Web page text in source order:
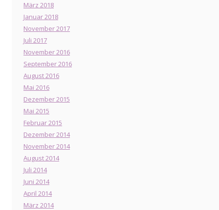
März 2018
Januar 2018
November 2017
Juli 2017
November 2016
September 2016
August 2016
Mai 2016
Dezember 2015
Mai 2015
Februar 2015
Dezember 2014
November 2014
August 2014
Juli 2014
Juni 2014
April 2014
März 2014